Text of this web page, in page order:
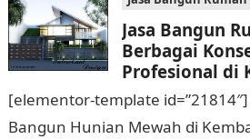
Jasa Bangun
Berbagai
Profesional di
Jakarta Barat
9933 588
[elementor-template id=”21814″]
Bangun Hunian Mewah di